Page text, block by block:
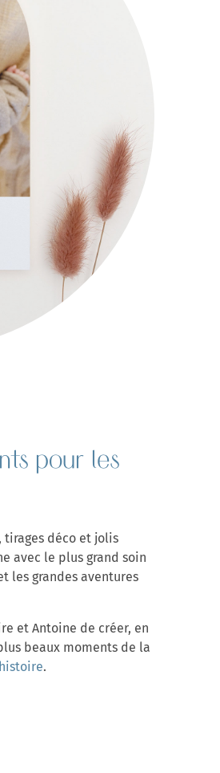
pour les
tirages déco et jolis
avec le plus grand soin
les grandes aventures
et Antoine de créer, en
beaux moments de la
.